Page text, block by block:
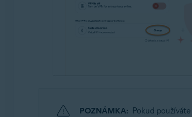
POZNÁMKA: Pokud používáte